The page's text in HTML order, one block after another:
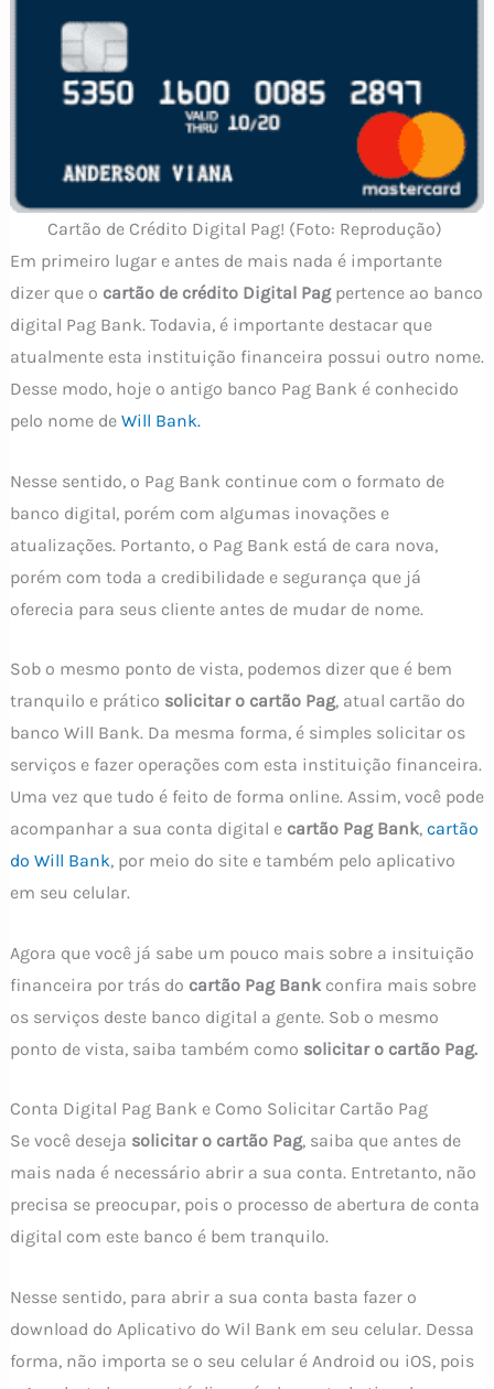
Cartão de Crédito Digital Pag! (Foto: Reprodução)
Em primeiro lugar e antes de mais nada é importante
dizer que o cartão de crédito Digital Pagpertence ao banco
digital Pag Bank. Todavia, é importante destacar que
atualmente esta instituição financeira possui outro nome.
Desse modo, hoje o antigo banco Pag Bank é conhecido
pelo nome de Will Bank.
Nesse sentido, o Pag Bank continue com o formato de
banco digital, porém com algumas inovações e
atualizações. Portanto, o Pag Bank está de cara nova,
porém com toda a credibilidade e segurança que já
oferecia para seus cliente antes de mudar de nome.
Sob o mesmo ponto de vista, podemos dizer que é bem
tranquilo e prático solicitar o cartão Pag, atual cartão do
banco Will Bank. Da mesma forma, é simples solicitar os
serviços e fazer operações com esta instituição financeira.
Uma vez que tudo é feito de forma online. Assim, você pode
acompanhar a sua conta digital e cartão Pag Bank, cartão
do Will Bank, por meio do site e também pelo aplicativo
em seu celular.
Agora que você já sabe um pouco mais sobre a insituição
financeira por trás do cartão Pag Bankconfira mais sobre
os serviços deste banco digital a gente. Sob o mesmo
ponto de vista, saiba também como solicitar o cartão Pag.
Conta Digital Pag Bank e Como Solicitar Cartão Pag
Se você deseja solicitar o cartão Pag, saiba que antes de
mais nada é necessário abrir a sua conta. Entretanto, não
precisa se preocupar, pois o processo de abertura de conta
digital com este banco é bem tranquilo.
Nesse sentido, para abrir a sua conta basta fazer o
download do Aplicativo do Wil Bank em seu celular. Dessa
forma, não importa se o seu celular é Android ou iOS, pois